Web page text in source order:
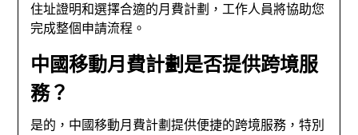
住址證明和選擇合適的月費計劃，工作人員將協助您
完成整個申請流程。
中國移動月費計劃是否提供跨境服
務？
是的，中國移動月費計劃提供便捷的跨境服務，特別